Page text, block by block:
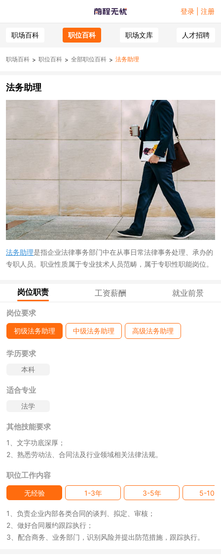
登录 | 注册
职场百科 职位百科 职场文库 人才招聘
职场百科 > 职位百科 > 全部职位百科 > 法务助理
法务助理
法务助理是指企业法律事务部门中在从事日常法律事务处理、承办的
专职人员。职业性质属于专业技术人员范畴，属于专职性职能岗位。
岗位职责 工资薪酬 就业前景
岗位要求
初级法务助理 中级法务助理 高级法务助理
学历要求
本科
适合专业
法学
其他技能要求
1、文字功底深厚；
2、熟悉劳动法、合同法及行业领域相关法律法规。
职位工作内容
无经验 1-3年 3-5年 5-10年
1、负责企业内部各类合同的谈判、拟定、审核；
2、做好合同履约跟踪执行；
3、配合商务、业务部门，识别风险并提出防范措施，跟踪执行。